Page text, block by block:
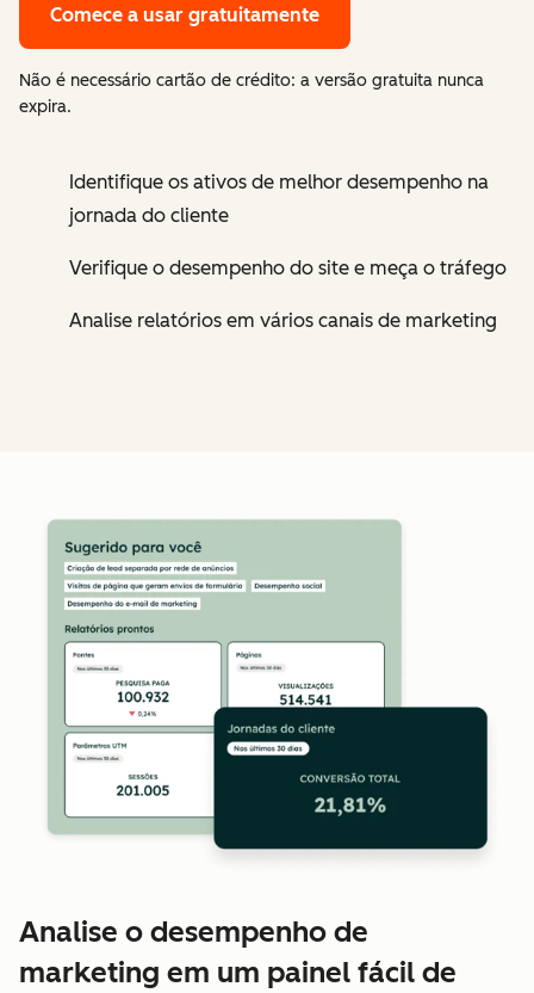
Comece a usar gratuitamente
Não é necessário cartão de crédito: a versão gratuita nunca
expira.
Identifique os ativos de melhor desempenho na
jornada do cliente
Verifique o desempenho do site e meça o tráfego
Analise relatórios em vários canais de marketing
Analise o desempenho de
marketing em um painel fácil de